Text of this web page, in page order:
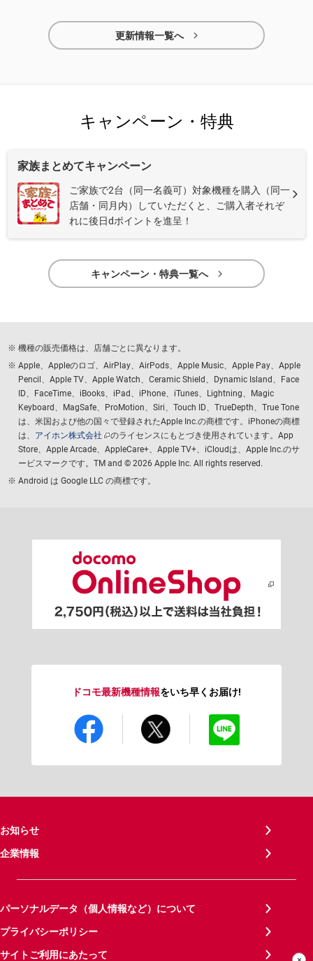
更新情報一覧へ 
キャンペーン・特典
家族まとめてキャンペーン
ご家族で2台（同一名義可）対象機種を購入（同一
店舗・同月内）していただくと、ご購入者それぞ
れに後日dポイントを進呈！
キャンペーン・特典一覧へ 
機種の販売価格は、店舗ごとに異なります。
Apple、Appleのロゴ、AirPlay、AirPods、Apple Music、Apple Pay、Apple
Pencil、Apple TV、Apple Watch、Ceramic Shield、Dynamic Island、Face
ID、FaceTime、iBooks、iPad、iPhone、iTunes、Lightning、Magic
Keyboard、MagSafe、ProMotion、Siri、Touch ID、TrueDepth、True Tone
は、米国および他の国々で登録されたApple Inc.の商標です。iPhoneの商標
は、 アイホン株式会社
のライセンスにもとづき使用されています。App
Store、Apple Arcade、AppleCare+、Apple TV+、iCloudは、Apple Inc.のサ
ービスマークです。TM and © 2026 Apple Inc. All rights reserved.
Android は Google LLC の商標です。
ドコモ最新機種情報をいち早くお届け!
お知らせ
企業情報
パーソナルデータ（個人情報など）について
プライバシーポリシー
サイトご利用にあたって